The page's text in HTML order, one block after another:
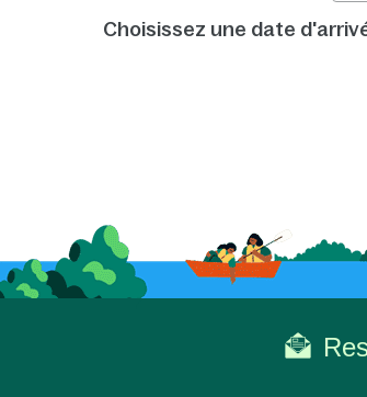
Choisissez une date